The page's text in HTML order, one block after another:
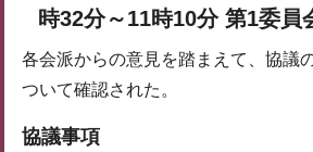
時32分～11時10分 第1委員
各会派からの意見を踏まえて、協議
ついて確認された。
協議事項